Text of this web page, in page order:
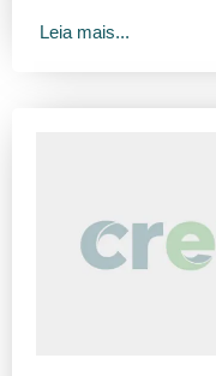
Leia mais...